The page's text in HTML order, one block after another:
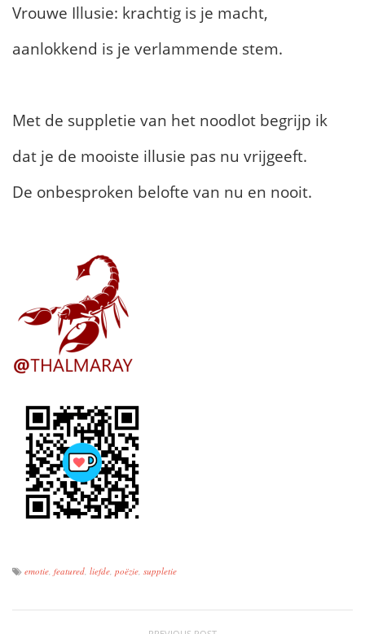
Vrouwe Illusie: krachtig is je macht,
aanlokkend is je verlammende stem.
Met de suppletie van het noodlot begrijp ik
dat je de mooiste illusie pas nu vrijgeeft.
De onbesproken belofte van nu en nooit.
emotie, featured, liefde, poëzie, suppletie